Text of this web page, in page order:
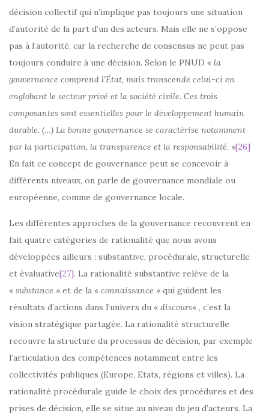
décision collectif qui n’implique pas toujours une situation
d’autorité de la part d’un des acteurs. Mais elle ne s’oppose
pas à l’autorité, car la recherche de consensus ne peut pas
toujours conduire à une décision. Selon le PNUD « la
gouvernance comprend l’État, mais transcende celui-ci en
englobant le secteur privé et la société civile. Ces trois
composantes sont essentielles pour le développement humain
durable. (…) La bonne gouvernance se caractérise notamment
par la participation, la transparence et la responsabilité. »[26]
En fait ce concept de gouvernance peut se concevoir à
différents niveaux, on parle de gouvernance mondiale ou
européenne, comme de gouvernance locale.
Les différentes approches de la gouvernance recouvrent en
fait quatre catégories de rationalité que nous avons
développées ailleurs : substantive, procédurale, structurelle
et évaluative[27]. La rationalité substantive relève de la
« substance » et de la « connaissance » qui guident les
résultats d’actions dans l’univers du « discours« , c’est la
vision stratégique partagée. La rationalité structurelle
recouvre la structure du processus de décision, par exemple
l’articulation des compétences notamment entre les
collectivités publiques (Europe, Etats, régions et villes). La
rationalité procédurale guide le choix des procédures et des
prises de décision, elle se situe au niveau du jeu d’acteurs. La